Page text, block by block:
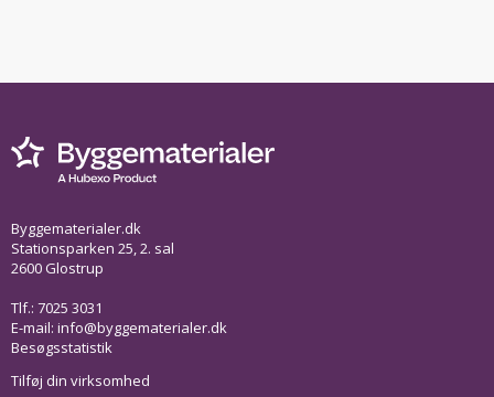
Byggematerialer.dk
Stationsparken 25, 2. sal
2600 Glostrup
Tlf.: 7025 3031
E-mail: info@byggematerialer.dk
Besøgsstatistik
Tilføj din virksomhed